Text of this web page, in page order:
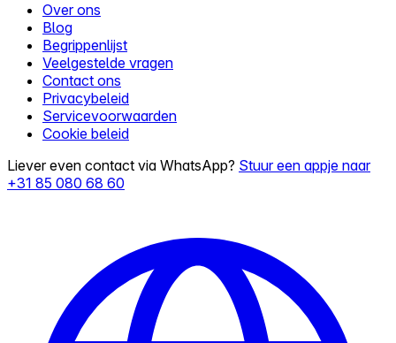
Over ons
Blog
Begrippenlijst
Veelgestelde vragen
Contact ons
Privacybeleid
Servicevoorwaarden
Cookie beleid
Liever even contact via WhatsApp? Stuur een appje naar
+31 85 080 68 60